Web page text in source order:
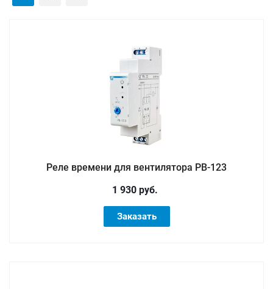
Реле времени для вентилятора РВ-123
1 930 руб.
Заказать